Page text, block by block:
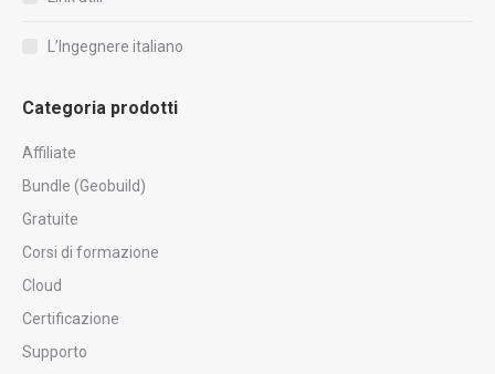
L’Ingegnere italiano
Categoria prodotti
Affiliate
Bundle (Geobuild)
Gratuite
Corsi di formazione
Cloud
Certificazione
Supporto